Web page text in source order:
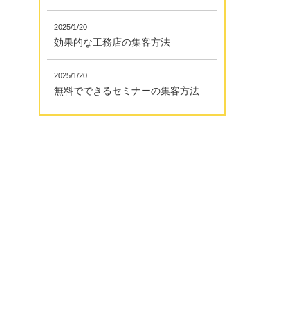
2025/1/20
効果的な工務店の集客方法
2025/1/20
無料でできるセミナーの集客方法